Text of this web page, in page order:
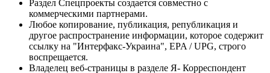
Раздел Спецпроекты создается совместно с
коммерческими партнерами.
Любое копирование, публикация, републикация и
другое распространение информации, которое содержит
ссылку на "Интерфакс-Украина", EPA / UPG, строго
воспрещается.
Владелец веб-страницы в разделе Я- Корреспондент